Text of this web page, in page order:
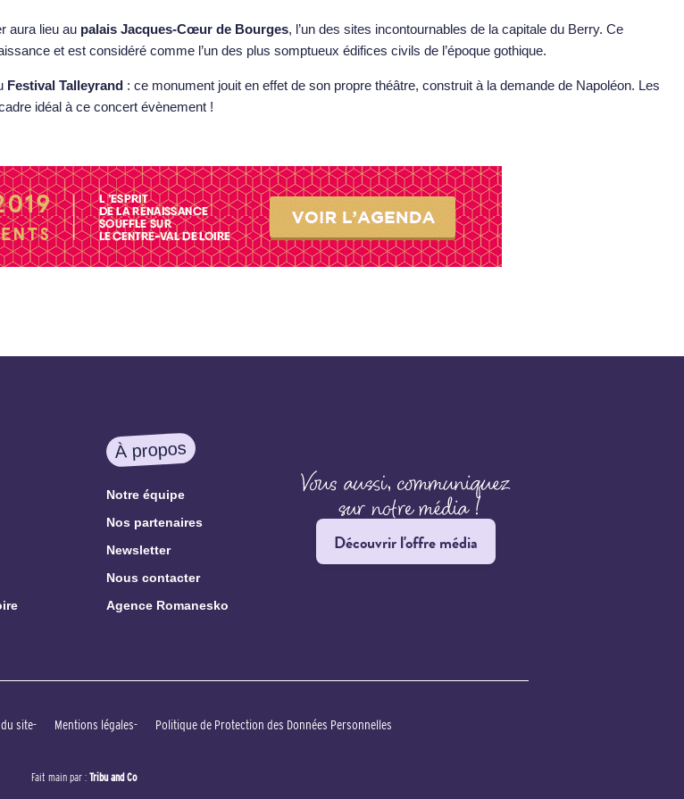
aura lieu au palais Jacques-Cœur de Bourges, l’un des sites incontournables de la capitale du Berry. Ce
et est considéré comme l’un des plus somptueux édifices civils de l’époque gothique.
Festival Talleyrand : ce monument jouit en effet de son propre théâtre, construit à la demande de Napoléon. Les
idéal à ce concert évènement !
À propos
Notre équipe
Nos partenaires
Newsletter
Nous contacter
Agence Romanesko
Découvrir l'offre média
site Mentions légales Politique de Protection des Données Personnelles
Fait main par : Tribu and Co